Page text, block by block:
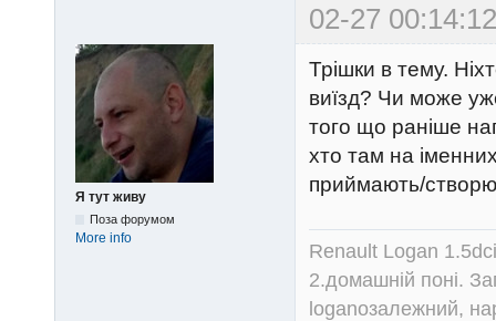
02-27
Я тут живу
Поза форумом
More info
Трішки в тему.
виїзд? Чи може
того що раніше
хто там на
приймають/
Renault Logan
2.домашній поні.
loganозалежний,